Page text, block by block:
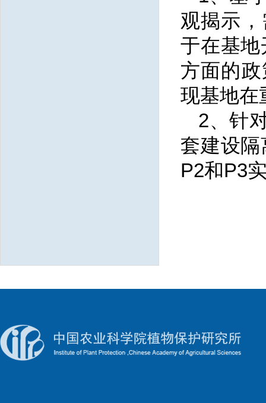
观揭示
于在基
方面的
现基地在
2、针
套建设
P2和P3